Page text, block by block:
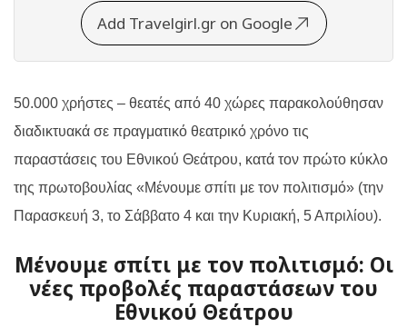
Add Travelgirl.gr on Google
50.000 χρήστες – θεατές από 40 χώρες παρακολούθησαν
διαδικτυακά σε πραγματικό θεατρικό χρόνο τις
παραστάσεις του Εθνικού Θεάτρου, κατά τον πρώτο κύκλο
της πρωτοβουλίας «Μένουμε σπίτι με τον πολιτισμό» (την
Παρασκευή 3, το Σάββατο 4 και την Κυριακή, 5 Απριλίου).
Μένουμε σπίτι με τον πολιτισμό: Οι
νέες προβολές παραστάσεων του
Εθνικού Θεάτρου